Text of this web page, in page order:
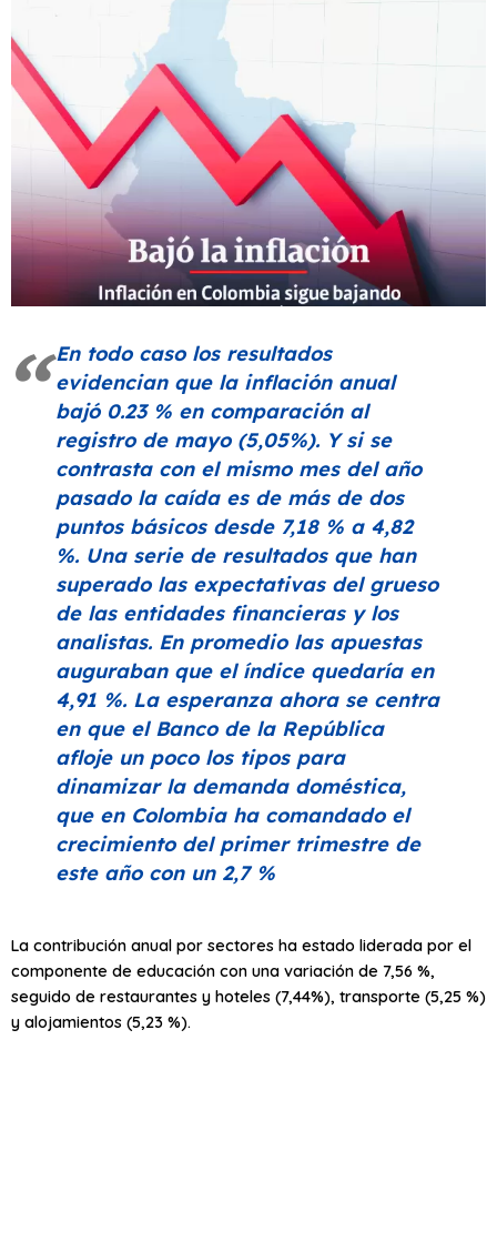
En todo caso los resultados
evidencian que la inflación anual
bajó 0.23 % en comparación al
registro de mayo (5,05%). Y si se
contrasta con el mismo mes del año
pasado la caída es de más de dos
puntos básicos desde 7,18 % a 4,82
%. Una serie de resultados que han
superado las expectativas del grueso
de las entidades financieras y los
analistas. En promedio las apuestas
auguraban que el índice quedaría en
4,91 %. La esperanza ahora se centra
en que el Banco de la República
afloje un poco los tipos para
dinamizar la demanda doméstica,
que en Colombia ha comandado el
crecimiento del primer trimestre de
este año con un 2,7 %
La contribución anual por sectores ha estado liderada por el
componente de educación con una variación de 7,56 %,
seguido de restaurantes y hoteles (7,44%), transporte (5,25 %)
y alojamientos (5,23 %).